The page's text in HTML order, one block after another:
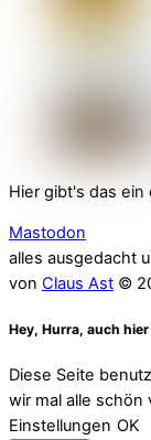
Hier gibt's das
Mastodon
alles ausgedacht
von Claus Ast ©
Hey, Hurra, auch hier
Diese Seite
wir mal alle schön
Einstellungen OK